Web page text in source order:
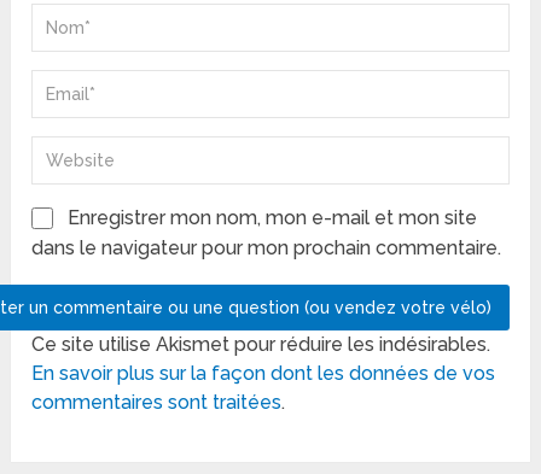
Enregistrer mon nom, mon e-mail et mon site
dans le navigateur pour mon prochain commentaire.
Ce site utilise Akismet pour réduire les indésirables.
En savoir plus sur la façon dont les données de vos
commentaires sont traitées.